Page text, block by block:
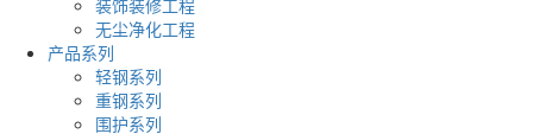
装饰装修工程
无尘净化工程
产品系列
轻钢系列
重钢系列
围护系列